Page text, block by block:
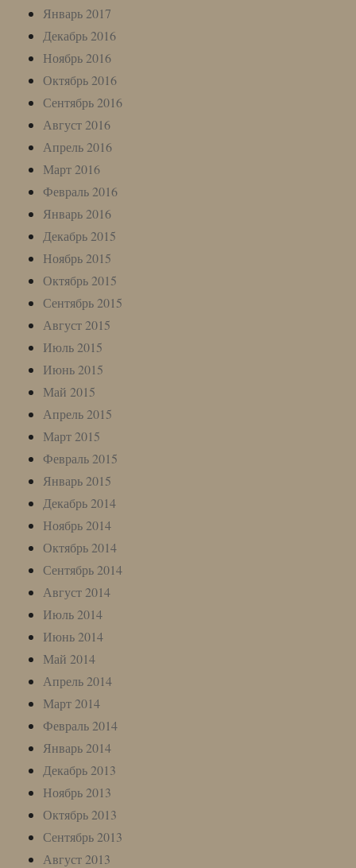
Январь 2017
Декабрь 2016
Ноябрь 2016
Октябрь 2016
Сентябрь 2016
Август 2016
Апрель 2016
Март 2016
Февраль 2016
Январь 2016
Декабрь 2015
Ноябрь 2015
Октябрь 2015
Сентябрь 2015
Август 2015
Июль 2015
Июнь 2015
Май 2015
Апрель 2015
Март 2015
Февраль 2015
Январь 2015
Декабрь 2014
Ноябрь 2014
Октябрь 2014
Сентябрь 2014
Август 2014
Июль 2014
Июнь 2014
Май 2014
Апрель 2014
Март 2014
Февраль 2014
Январь 2014
Декабрь 2013
Ноябрь 2013
Октябрь 2013
Сентябрь 2013
Август 2013